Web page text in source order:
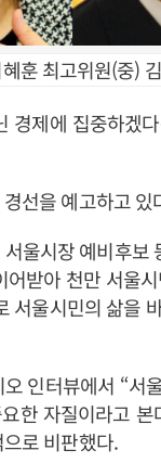
훈 최고위원(중)
제에 집중하겠다
선을 예고하고 있
울시장 예비후보
받아 천만 서울
서울시민의 삶을
인터뷰에서 “서
한 자질이라고
로 비판했다.